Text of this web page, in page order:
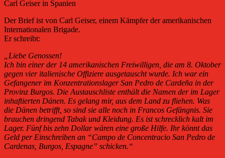
Carl Geiser in Spanien
Der Brief ist von Carl Geiser, einem Kämpfer der amerikanischen
Internationalen Brigade.
Er schreibt:
„Liebe Genossen!
Ich bin einer der 14 amerikanischen Freiwilligen, die am 8. Oktober
gegen vier italienische Offiziere ausgetauscht wurde. Ich war ein
Gefangener im Konzentrationslager San Pedro de Cardeña in der
Provinz Burgos. Die Austauschliste enthält die Namen der im Lager
inhaftierten Dänen. Es gelang mir, aus dem Land zu fliehen. Was
die Dänen betrifft, so sind sie alle noch in Francos Gefängnis. Sie
brauchen dringend Tabak und Kleidung. Es ist schrecklich kalt im
Lager. Fünf bis zehn Dollar wären eine große Hilfe. Ihr könnt das
Geld per Einschreiben an “Campo de Concentracio San Pedro de
Cardenas, Burgos, Espagne” schicken.“